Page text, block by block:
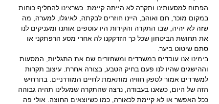
הפתוח למסעותינו ותקרה לא הייתה קיימת. כשרצינו להחליף כוחות
במקום מוכר, חם ואוהב, היינו חוזרים לבקתה, לאיגלו, למערה, מה
שזה לא יהיה, שבו התקרה והקירות היו עוטפים אותנו ומעניקים לנו
את תחושת הביטחון שכל כך הזדקקנו לה אחרי מסע הרפתקני או
סתם שיטוט ביער.
בימינו אנו עובדים במשרדים ומשחזרים שם את התגליות, המסעות
וההישגים שהיו לנו פעם בחיק הטבע, בצורה אחרת. עיצוב תקרות
למשרדים אמור לספק חוויה מותאמת לחיים המודרניים. בתרחיש
הזה של היום, כשאנו בעבודה, נרצה שהתקרה שמעלינו תהיה גבוהה
ככל האפשר או לא קיימת לכאורה, כמו כשיוצאים החוצה. אולי פה